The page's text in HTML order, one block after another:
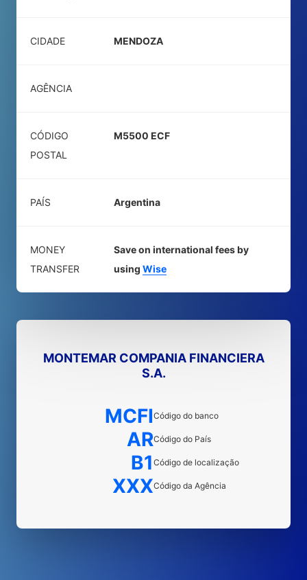
CIDADE MENDOZA
AGÊNCIA
CÓDIGO
POSTAL
M5500 ECF
PAÍS Argentina
MONEY
TRANSFER
Save on international fees by
using Wise
MONTEMAR COMPANIA FINANCIERA
S.A.
MCFICódigo do banco
ARCódigo do País
B1 Código de localização
XXXCódigo da Agência